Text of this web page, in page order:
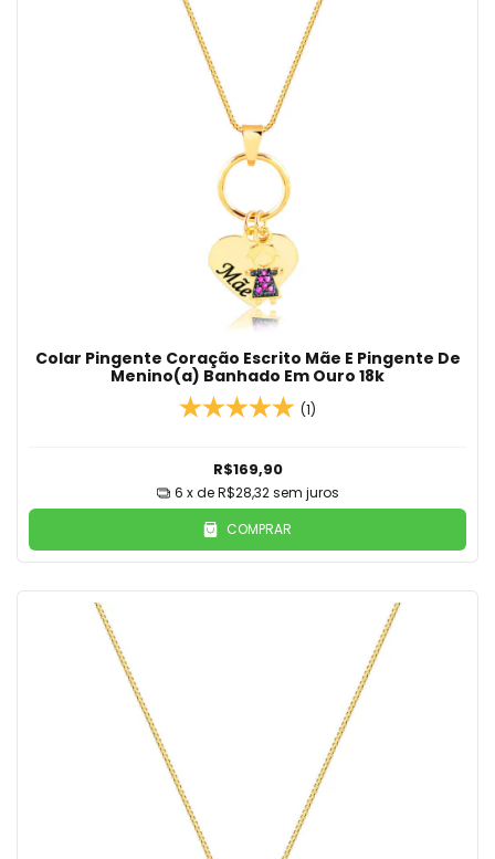
Colar Pingente Coração Escrito Mãe E Pingente De
Menino(a) Banhado Em Ouro 18k
(1)
R$169,90
6 x deR$28,32 sem juros
COMPRAR